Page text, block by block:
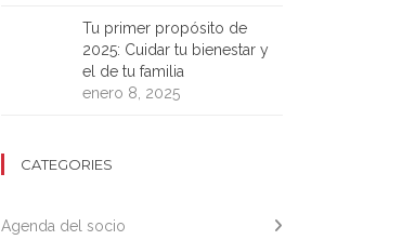
Tu primer propósito de
2025: Cuidar tu bienestar y
el de tu familia
enero 8, 2025
CATEGORIES
Agenda del socio